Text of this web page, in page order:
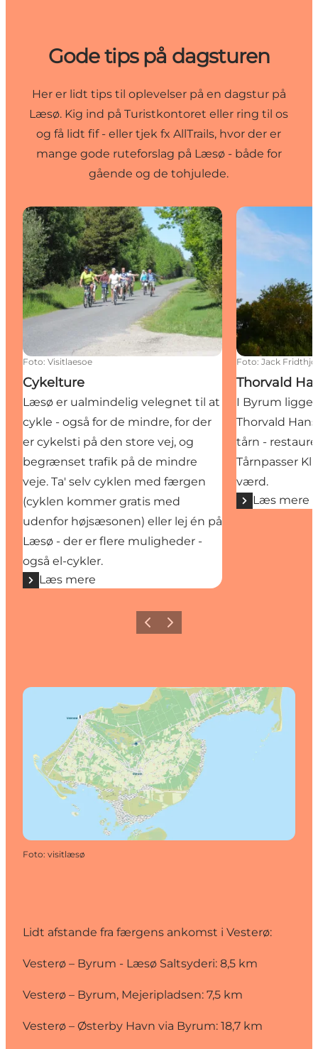
Gode tips på dagsturen
Her er lidt tips til oplevelser på en dagstur på
Læsø. Kig ind på Turistkontoret eller ring til os
og få lidt fif - eller tjek fx AllTrails, hvor der er
mange gode ruteforslag på Læsø- både for
gående og de tohjulede.
Cykelture
Foto: Visitlaesoe
Cykelture
Læsø er ualmindelig velegnet til at
cykle - også for de mindre, for der
er cykelsti på den store vej, og
begrænset trafik på de mindre
veje. Ta' selv cyklen med færgen
(cyklen kommer gratis med
udenfor højsæsonen) eller lej én på
Læsø - der er flere muligheder -
også el-cykler.
Læs mere
Thorvald
Foto: Jack
Thorvald
I Byrum
Thorvald
tårn -
Tårnpasser
værd.
Læs mere
Forrige billede
Næste billede
Foto: visitlæsø
Lidt afstande fra færgens ankomst i Vesterø:
Vesterø – Byrum - Læsø Saltsyderi: 8,5 km
Vesterø – Byrum, Mejeripladsen: 7,5 km
Vesterø – Østerby Havn via Byrum: 18,7 km